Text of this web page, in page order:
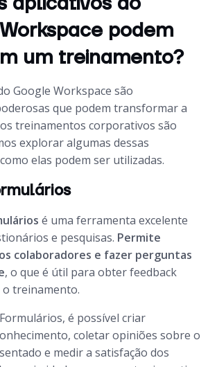
podem
um treinamento?
Google Workspace são
que podem transformar a
treinamentos corporativos são
explorar algumas dessas
elas podem ser utilizadas.
é uma ferramenta excelente
e pesquisas. Permite
colaboradores e fazer perguntas
, o que é útil para obter feedback
treinamento.
é possível criar
coletar opiniões sobre o
e medir a satisfação dos